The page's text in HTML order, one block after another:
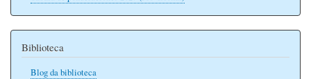
Biblioteca
Blog da biblioteca